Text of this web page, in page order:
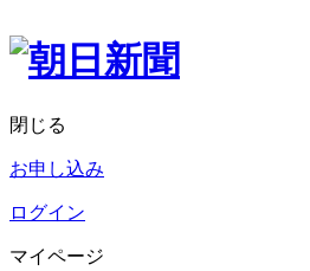
閉じる
お申し込み
ログイン
マイページ